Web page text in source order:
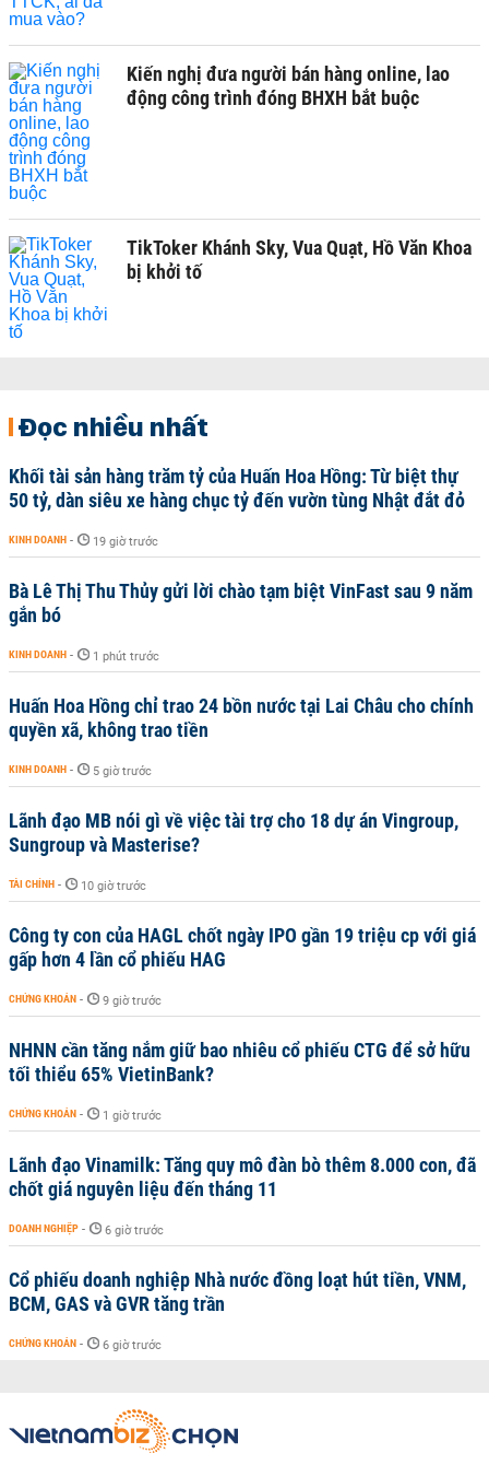
Kiến nghị đưa người bán hàng online, lao
động công trình đóng BHXH bắt buộc
TikToker Khánh Sky, Vua Quạt, Hồ Văn Khoa
bị khởi tố
Đọc nhiều nhất
Khối tài sản hàng trăm tỷ của Huấn Hoa Hồng: Từ biệt thự
50 tỷ, dàn siêu xe hàng chục tỷ đến vườn tùng Nhật đắt đỏ
KINH DOANH - 19 giờ trước
Bà Lê Thị Thu Thủy gửi lời chào tạm biệt VinFast sau 9 năm
gắn bó
KINH DOANH - 1 phút trước
Huấn Hoa Hồng chỉ trao 24 bồn nước tại Lai Châu cho chính
quyền xã, không trao tiền
KINH DOANH - 5 giờ trước
Lãnh đạo MB nói gì về việc tài trợ cho 18 dự án Vingroup,
Sungroup và Masterise?
TÀI CHÍNH - 10 giờ trước
Công ty con của HAGL chốt ngày IPO gần 19 triệu cp với giá
gấp hơn 4 lần cổ phiếu HAG
CHỨNG KHOÁN - 9 giờ trước
NHNN cần tăng nắm giữ bao nhiêu cổ phiếu CTG để sở hữu
tối thiểu 65% VietinBank?
CHỨNG KHOÁN - 1 giờ trước
Lãnh đạo Vinamilk: Tăng quy mô đàn bò thêm 8.000 con, đã
chốt giá nguyên liệu đến tháng 11
DOANH NGHIỆP - 6 giờ trước
Cổ phiếu doanh nghiệp Nhà nước đồng loạt hút tiền, VNM,
BCM, GAS và GVR tăng trần
CHỨNG KHOÁN - 6 giờ trước